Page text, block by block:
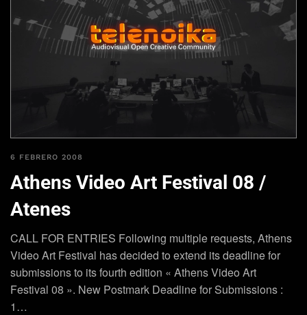
6 FEBRERO 2008
Athens Video Art Festival 08 /
Atenes
CALL FOR ENTRIES Following multiple requests, Athens
Video Art Festival has decided to extend its deadline for
submissions to its fourth edition « Athens Video Art
Festival 08 ». New Postmark Deadline for Submissions :
1…